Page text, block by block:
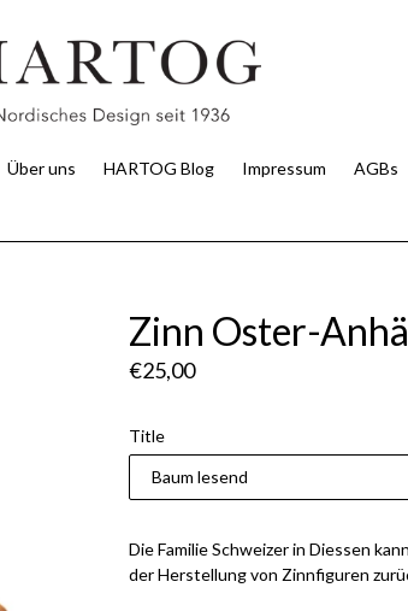
Über uns HARTOG Blog Impressum AGBs
Zinn Oster-
Normaler
€25,00
Title
Die Familie Schweizer in Diessen
der Herstellung von Zinnfiguren